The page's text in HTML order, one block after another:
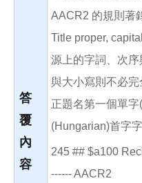
答
覆
內
容
AACR2 的規則著
Title proper,
源上的字詞、次
與大小寫則不必
正題名第一個單
(Hungarian)首字
245 ## $a100
------ AACR2